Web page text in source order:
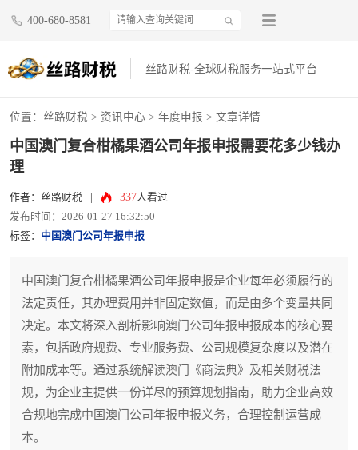
400-680-8581
丝路财税-全球财税服务一站式平台
位置： 丝路财税 > 资讯中心 > 年度申报 > 文章详情
中国澳门复合柑橘果酒公司年报申报需要花多少钱办
理
作者：丝路财税 337人看过
发布时间：2026-01-27 16:32:50
标签： 中国澳门公司年报申报
中国澳门复合柑橘果酒公司年报申报是企业每年必须履行的
法定责任，其办理费用并非固定数值，而是由多个变量共同
决定。本文将深入剖析影响澳门公司年报申报成本的核心要
素，包括政府规费、专业服务费、公司规模复杂度以及潜在
附加成本等。通过系统解读澳门《商法典》及相关财税法
规，为企业主提供一份详尽的预算规划指南，助力企业高效
合规地完成中国澳门公司年报申报义务，合理控制运营成
本。